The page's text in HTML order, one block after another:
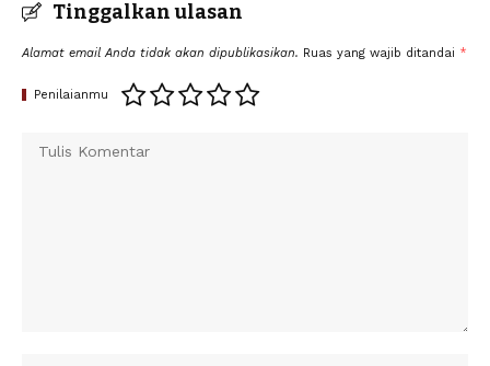
Tinggalkan ulasan
Alamat email Anda tidak akan dipublikasikan. Ruas yang wajib ditandai *
Penilaianmu